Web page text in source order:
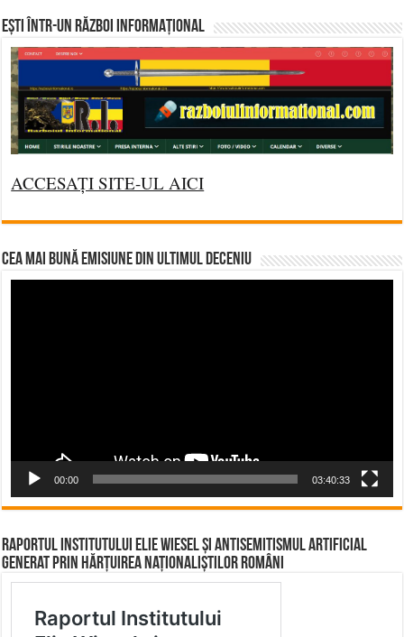
Ești într-un RĂZBOI INFORMAȚIONAL
ACCESAȚI SITE-UL AICI
CEA MAI BUNĂ EMISIUNE DIN ULTIMUL DECENIU
00:00 03:40:33
Raportul Institutului Elie Wiesel și Antisemitismul Artificial
Generat prin Hărțuirea Naționaliștilor Români